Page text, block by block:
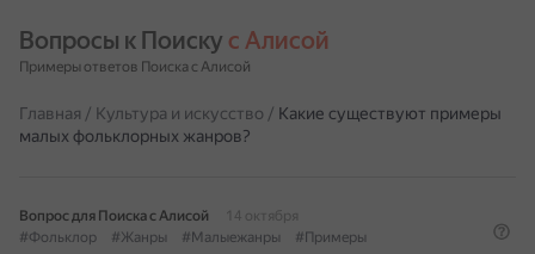
Вопросы к Поиску с Алисой
Примеры ответов Поиска с Алисой
Главная / Культура и искусство / Какие существуют примеры
малых фольклорных жанров?
Вопрос для Поиска с Алисой
14 октября
#Фольклор
#Жанры #Малыежанры #Примеры